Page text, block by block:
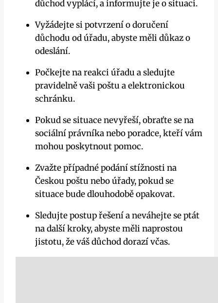
důchod ⁣vyplácí, a informujte je o situaci.
Vyžádejte si potvrzení o doručení
důchodu⁣ od úřadu, abyste měli důkaz o
odeslání.
Počkejte na reakci úřadu a sledujte⁤
pravidelně vaši poštu a elektronickou
schránku.
Pokud se situace nevyřeší, obraťte​ se na
sociální právníka nebo poradce, kteří vám
mohou poskytnout pomoc.
Zvažte případné podání stížnosti na
Českou poštu nebo úřady, pokud⁣ se
situace bude dlouhodobě opakovat.
Sledujte postup řešení a neváhejte se ptát
na další kroky, abyste měli naprostou
jistotu,‍ že váš důchod dorazí včas.